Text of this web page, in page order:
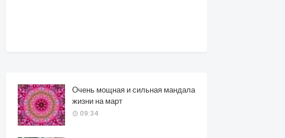
Очень мощная и сильная мандала
жизни на март
09:34